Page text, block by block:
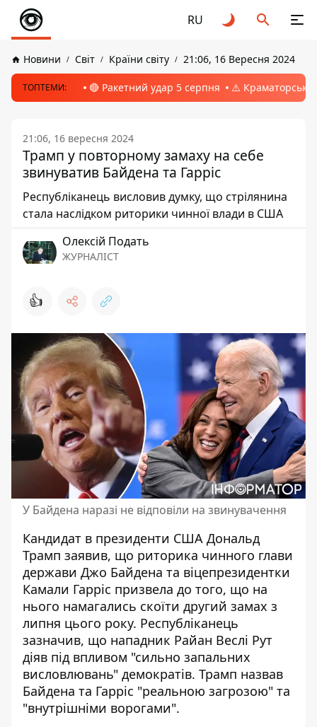
RU
Новини Світ Країни світу 21:06, 16 Вересня 2024
ТОПТЕМИ: 🔴 Ракетний удар 5 серпня ⚠️ Краматорськ,
21:06, 16 вересня 2024
Трамп у повторному замаху на себе
звинуватив Байдена та Гарріс
Республіканець висловив думку, що стрілянина
стала наслідком риторики чинної влади в США
Олексій Подать
ЖУРНАЛІСТ
👍
У Байдена наразі не відповіли на звинувачення
Кандидат в президенти США Дональд
Трамп заявив, що риторика чинного глави
держави Джо Байдена та віцепрезидентки
Камали Гарріс призвела до того, що на
нього намагались скоїти другий замах з
липня цього року. Республіканець
зазначив, що нападник Райан Веслі Рут
діяв під впливом "сильно запальних
висловлювань" демократів. Трамп назвав
Байдена та Гарріс "реальною загрозою" та
"внутрішніми ворогами".